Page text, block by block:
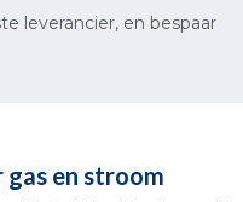
leverancier, en bespaar
en stroom